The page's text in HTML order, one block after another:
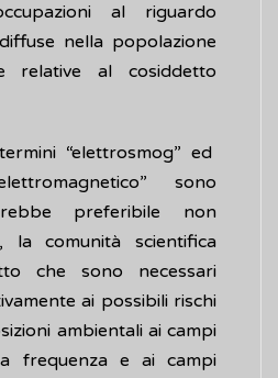
al riguardo
nella popolazione
relative al cosiddetto
“elettrosmog” ed
sono
preferibile non
la comunità scientifica
che sono necessari
ai possibili rischi
ambientali ai campi
frequenza e ai campi